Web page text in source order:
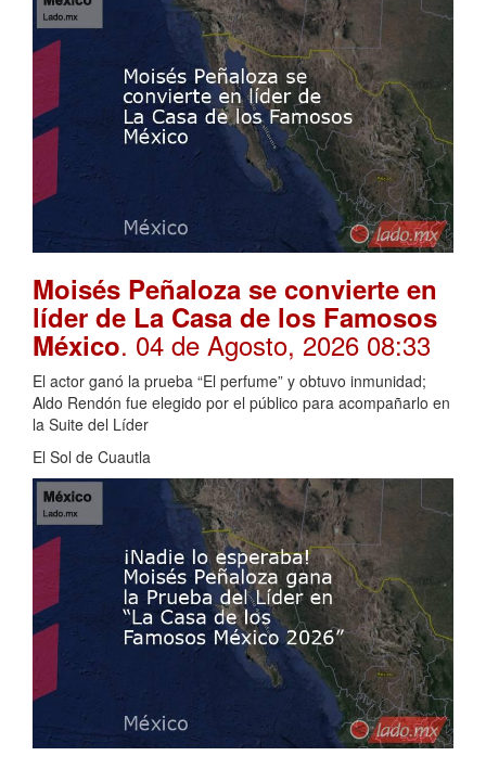
Moisés Peñaloza se convierte en
líder de La Casa de los Famosos
México. 04 de Agosto, 2026 08:33
El actor ganó la prueba “El perfume” y obtuvo inmunidad;
Aldo Rendón fue elegido por el público para acompañarlo en
la Suite del Líder
El Sol de Cuautla